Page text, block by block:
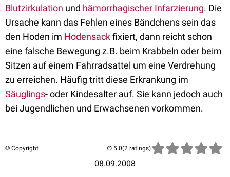
Blutzirkulation und hämorrhagischer Infarzierung. Die
Ursache kann das Fehlen eines Bändchens sein das
den Hoden im Hodensackfixiert, dann reicht schon
eine falsche Bewegung z.B. beim Krabbeln oder beim
Sitzen auf einem Fahrradsattel um eine Verdrehung
zu erreichen. Häufig tritt diese Erkrankung im
Säuglings- oder Kindesalter auf. Sie kann jedoch auch
bei Jugendlichen und Erwachsenen vorkommen.
© Copyright
08.09.2008
(2 ratings)